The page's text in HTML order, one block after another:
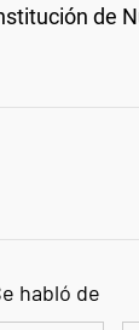
de
habló de